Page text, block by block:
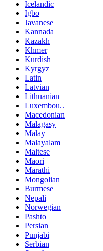
Icelandic
Igbo
Javanese
Kannada
Kazakh
Khmer
Kurdish
Kyrgyz
Latin
Latvian
Lithuanian
Luxembou..
Macedonian
Malagasy
Malay
Malayalam
Maltese
Maori
Marathi
Mongolian
Burmese
Nepali
Norwegian
Pashto
Persian
Punjabi
Serbian